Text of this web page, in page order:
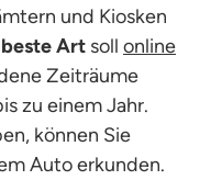
und Kiosken
beste Art soll online
Zeiträume
zu einem Jahr.
können Sie
Auto erkunden.